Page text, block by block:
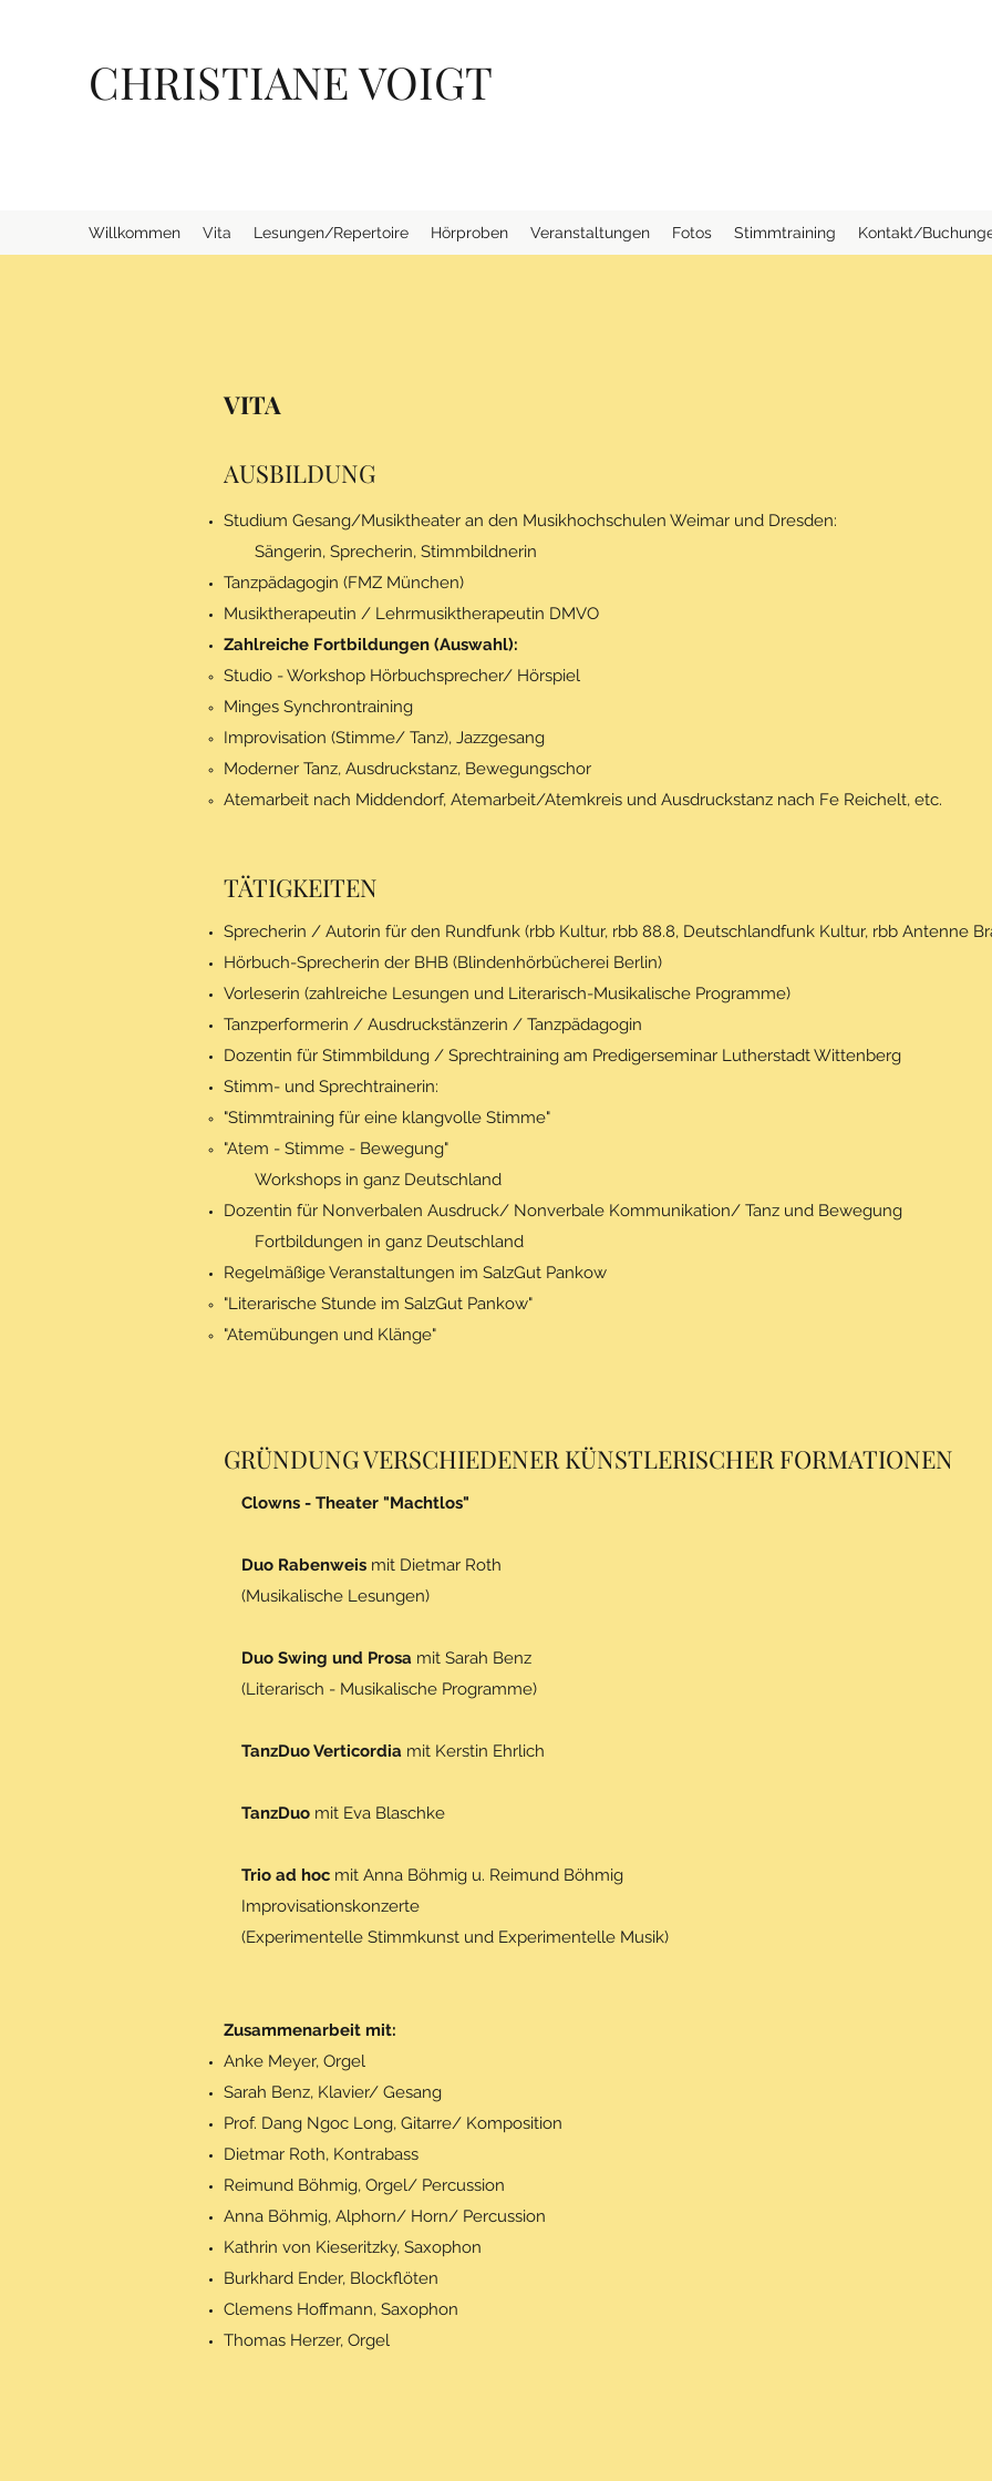
CHRISTIANE VOIGT
Willkommen Vita Lesungen/Repertoire Hörproben Veranstaltungen Fotos Stimmtraining Kontakt/
VITA
AUSBILDUNG
Studium Gesang/Musiktheater an den Musikhochschulen Weimar und Dresden:
Sängerin, Sprecherin, Stimmbildnerin
Tanzpädagogin (FMZ München)
Musiktherapeutin / Lehrmusiktherapeutin DMVO
Zahlreiche Fortbildungen (Auswahl):
Studio - Workshop Hörbuchsprecher/ Hörspiel
Minges Synchrontraining
Improvisation (Stimme/ Tanz), Jazzgesang
Moderner Tanz, Ausdruckstanz, Bewegungschor
Atemarbeit nach Middendorf, Atemarbeit/Atemkreis und Ausdruckstanz nach Fe Reichelt, etc.
TÄTIGKEITEN
Sprecherin / Autorin für den Rundfunk (rbb Kultur, rbb 88.8, Deutschlandfunk Kultur, rbb Antenne
Hörbuch-Sprecherin der BHB (Blindenhörbücherei Berlin)
Vorleserin (zahlreiche Lesungen und Literarisch-Musikalische Programme)
Tanzperformerin / Ausdruckstänzerin / Tanzpädagogin
Dozentin für Stimmbildung / Sprechtraining am Predigerseminar Lutherstadt Wittenberg
Stimm- und Sprechtrainerin:
"Stimmtraining für eine klangvolle Stimme"
"Atem - Stimme - Bewegung"
Workshops in ganz Deutschland
Dozentin für Nonverbalen Ausdruck/ Nonverbale Kommunikation/ Tanz und Bewegung
Fortbildungen​ in ganz Deutschland
Regelmäßige Veranstaltungen im SalzGut Pankow
"Literarische Stunde im SalzGut Pankow"
"Atemübungen und Klänge"
GRÜNDUNG VERSCHIEDENER KÜNSTLERISCHER FORMATIONEN
Clowns - Theater "Machtlos"
Duo Rabenweis mit Dietmar Roth
(Musikalische Lesungen)
Duo Swing und Prosa mit Sarah Benz
(Literarisch - Musikalische Programme)
TanzDuo Verticordia mit Kerstin Ehrlich
TanzDuo mit Eva Blaschke
Trio ad hoc mit Anna Böhmig u. Reimund Böhmig
Improvisationskonzerte
(Experimentelle Stimmkunst und Experimentelle Musik)
Zusammenarbeit mit:
Anke Meyer, Orgel
Sarah Benz, Klavier/ Gesang
Prof. Dang Ngoc Long, Gitarre/ Komposition
Dietmar Roth, Kontrabass
Reimund Böhmig, Orgel/ Percussion
Anna Böhmig, Alphorn/ Horn/ Percussion
Kathrin von Kieseritzky, Saxophon
Burkhard Ender, Blockflöten
Clemens Hoffmann, Saxophon
Thomas Herzer, Orgel